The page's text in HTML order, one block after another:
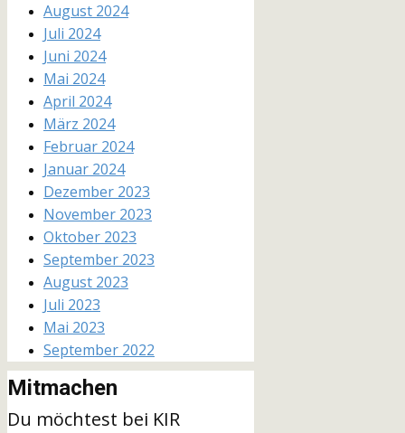
August 2024
Juli 2024
Juni 2024
Mai 2024
April 2024
März 2024
Februar 2024
Januar 2024
Dezember 2023
November 2023
Oktober 2023
September 2023
August 2023
Juli 2023
Mai 2023
September 2022
Mitmachen
Du möchtest bei KIR